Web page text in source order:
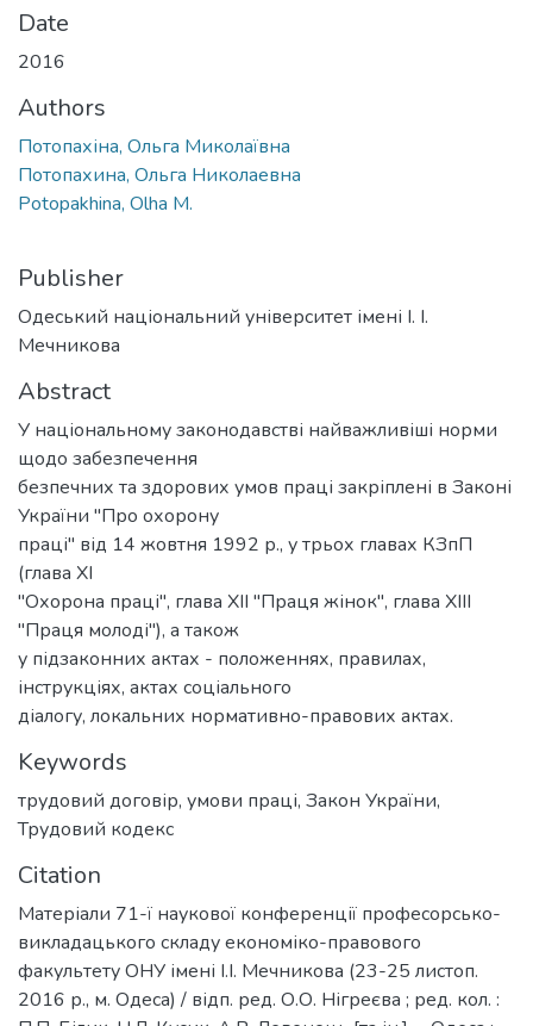
Date
2016
Authors
Потопахіна, Ольга Миколаївна
Потопахина, Ольга Николаевна
Potopakhina, Olha M.
Publisher
Одеський національний університет імені І. І.
Мечникова
Abstract
У національному законодавстві найважливіші норми
щодо забезпечення
безпечних та здорових умов праці закріплені в Законі
України "Про охорону
праці" від 14 жовтня 1992 р., у трьох главах КЗпП
(глава XI
"Охорона праці", глава XII "Праця жінок", глава XIII
"Праця молоді"), а також
у підзаконних актах - положеннях, правилах,
інструкціях, актах соціального
діалогу, локальних нормативно-правових актах.
Keywords
трудовий договір, умови праці, Закон України,
Трудовий кодекс
Citation
Матеріали 71-ї наукової конференції професорсько-
викладацького складу економіко-правового
факультету ОНУ імені І.І. Мечникова (23-25 листоп.
2016 р., м. Одеса) / відп. ред. О.О. Нігреєва ; ред. кол. :